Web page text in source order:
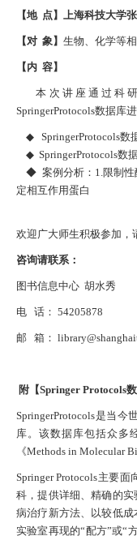
【地 点】上海科技大学
【对 象】 生物、化学等
【内 容】
本次讲座通过科研
SpringerProtocols数据库
◆ SpringerProtocols数
◆ SpringerProtocols数
◆ 案例分析： 1.限制
定相互作用蛋白
欢迎广大师生积极参加，
咨询请联系：
图书信息中心 胡水秀
电 话： 54205878
邮 箱：
附【Springer Protocols
SpringerProtocols是当今
库。该数据库包括众多
《Methods in Molecular
Springer Protocols主要面
科，提供详细、精确的
病治疗新方法、以较低
实验室再现的“配方”或“